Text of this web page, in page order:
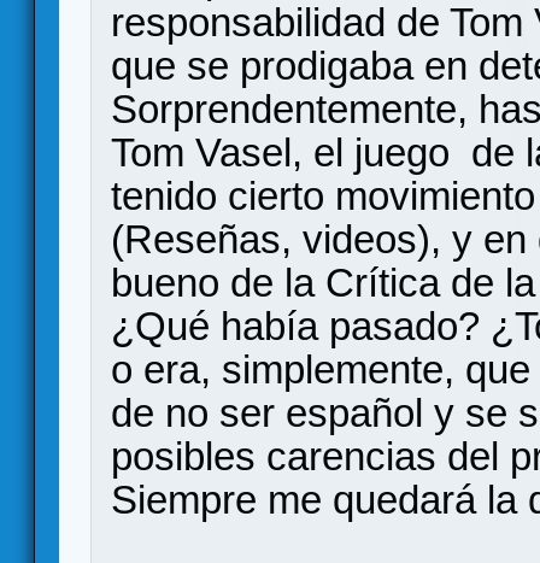
responsabilidad de
que se prodigaba en
Sorprendentemente,
Tom Vasel, el juego de
tenido cierto
(Reseñas, videos), y
bueno de la Crítica de
¿Qué había pasado?
o era, simplemente,
de no ser español y se
posibles carencias del
Siempre me quedará la